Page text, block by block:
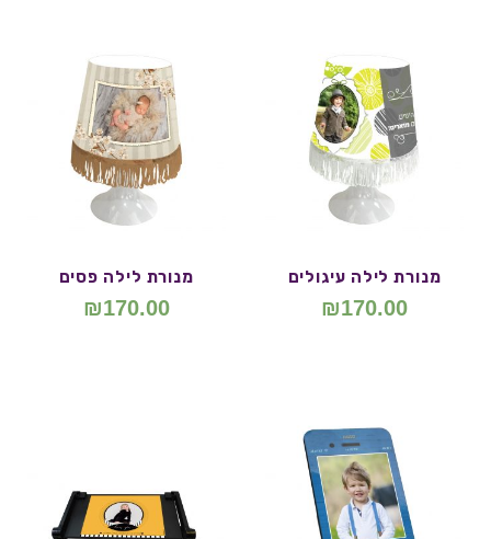
מנורת לילה עיגולים
₪170.00
מנורת לילה פסים
₪170.00